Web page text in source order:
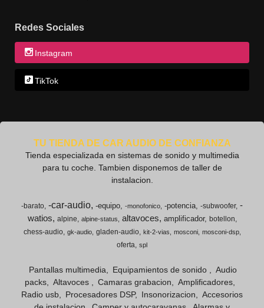
Redes Sociales
Instagram
TikTok
TU TIENDA DE CAR AUDIO DE CONFIANZA
Tienda especializada en sistemas de sonido y multimedia
para tu coche. Tambien disponemos de taller de
instalacion.
-barato -car-audio -equipo -monofonico -potencia -subwoofer -
watios
alpine alpine-status altavoces amplificador
botellon
chess-audio
gk-audio gladen-audio kit-2-vias mosconi mosconi-dsp
oferta spl
Pantallas multimedia Equipamientos de sonido
Audio
packs
Altavoces Camaras grabacion
Amplificadores
Radio usb
Procesadores DSP Insonorizacion
Accesorios